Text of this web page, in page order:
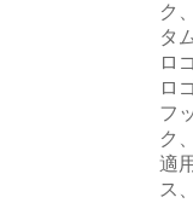
ク
タ
ロ
ロ
フ
ク
適
ス